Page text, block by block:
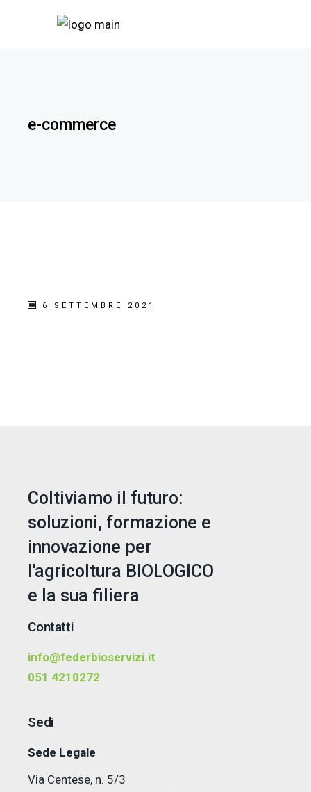
e-commerce
6 SETTEMBRE 2021
Coltiviamo il futuro:
soluzioni, formazione e
innovazione per
l'agricoltura BIOLOGICO
e la sua filiera
Contatti
info@federbioservizi.it
051 4210272
Sedi
Sede Legale
Via Centese, n. 5/3